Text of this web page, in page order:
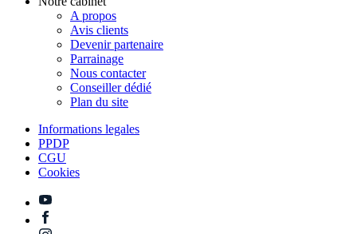
A propos
Avis clients
Devenir partenaire
Parrainage
Nous contacter
Conseiller dédié
Plan du site
Informations legales
PPDP
CGU
Cookies